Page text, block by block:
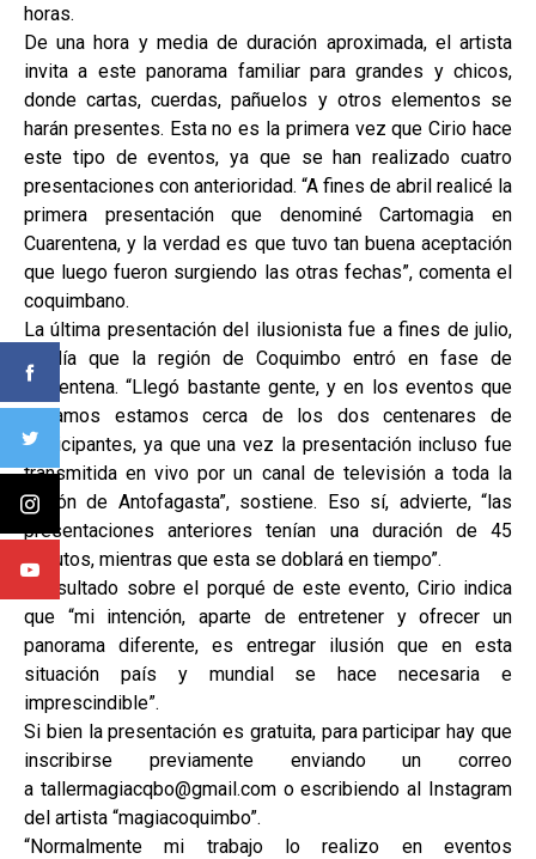
horas.
De una hora y media de duración aproximada, el artista
invita a este panorama familiar para grandes y chicos,
donde cartas, cuerdas, pañuelos y otros elementos se
harán presentes. Esta no es la primera vez que Cirio hace
este tipo de eventos, ya que se han realizado cuatro
presentaciones con anterioridad. “A fines de abril realicé la
primera presentación que denominé Cartomagia en
Cuarentena, y la verdad es que tuvo tan buena aceptación
que luego fueron surgiendo las otras fechas”, comenta el
coquimbano.
La última presentación del ilusionista fue a fines de julio,
el día que la región de Coquimbo entró en fase de
cuarentena. “Llegó bastante gente, y en los eventos que
llevamos estamos cerca de los dos centenares de
participantes, ya que una vez la presentación incluso fue
transmitida en vivo por un canal de televisión a toda la
región de Antofagasta”, sostiene. Eso sí, advierte, “las
presentaciones anteriores tenían una duración de 45
minutos, mientras que esta se doblará en tiempo”.
Consultado sobre el porqué de este evento, Cirio indica
que “mi intención, aparte de entretener y ofrecer un
panorama diferente, es entregar ilusión que en esta
situación país y mundial se hace necesaria e
imprescindible”.
Si bien la presentación es gratuita, para participar hay que
inscribirse previamente enviando un correo
a tallermagiacqbo@gmail.com o escribiendo al Instagram
del artista “magiacoquimbo”.
“Normalmente mi trabajo lo realizo en eventos